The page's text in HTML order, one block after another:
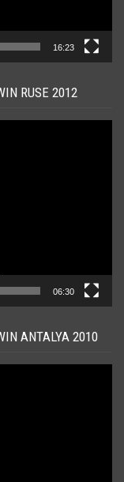
16:23
RUSE 2012
06:30
ANTALYA 2010